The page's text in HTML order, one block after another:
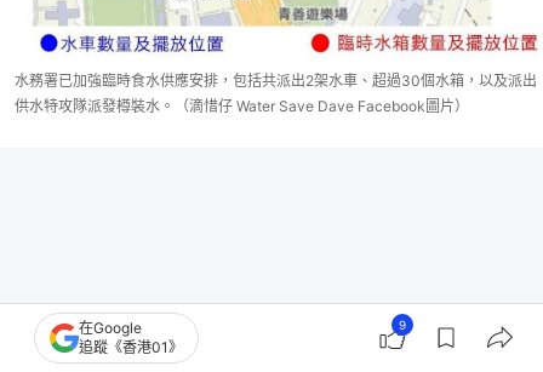
水務署已加強臨時食水供應安排，包括共派出2架水車、超過30個水箱，以及派出
供水特攻隊派發樽裝水。（滴惜仔 Water Save Dave Facebook圖片）
在Google
追蹤《香港01》
9